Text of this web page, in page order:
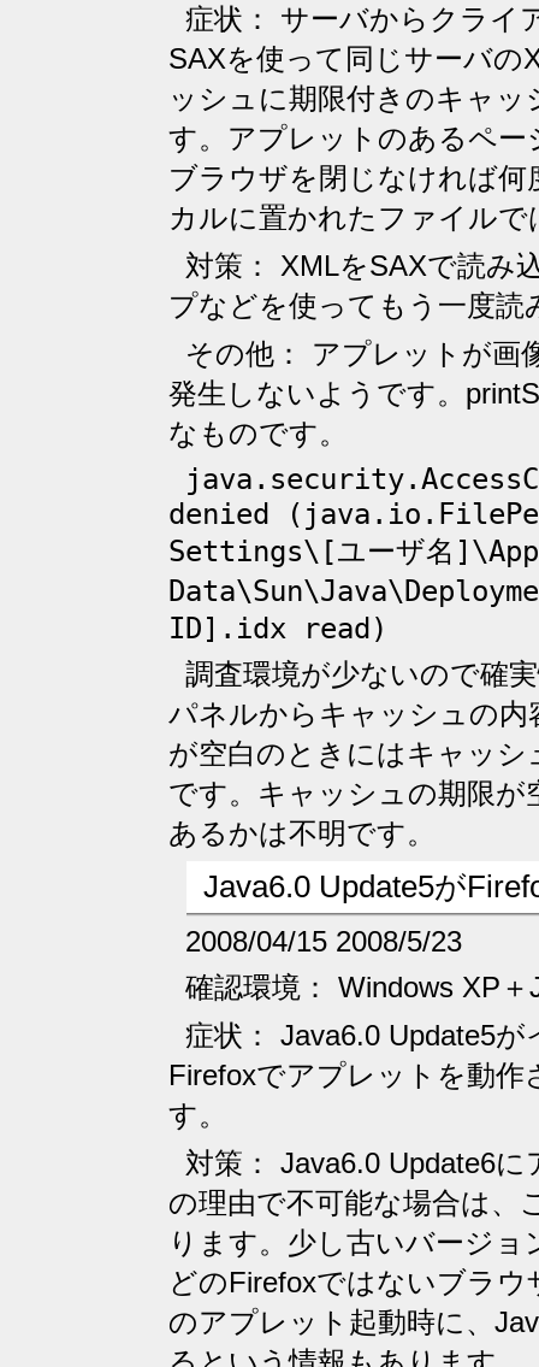
症状： サーバからクライ
SAXを使って同じサーバの
ッシュに期限付きのキャ
す。アプレットのあるペ
ブラウザを閉じなければ
カルに置かれたファイル
対策： XMLをSAXで読み
プなどを使ってもう一度読
その他： アプレットが画
発生しないようです。
なものです。
denied
Settings\[ユーザ名
ID].idx read)
調査環境が少ないので確
パネルからキャッシュの
が空白のときにはキャッ
です。キャッシュの期限
あるかは不明です。
Java6.0 Update5が
2008/04/15 2008/5/23
確認環境： Windows XP
症状： Java6.0 Update5
Firefoxでアプレットを動
す。
対策： Java6.0 Update6
の理由で不可能な場合は、
ります。少し古いバージョ
どのFirefoxではないブラ
のアプレット起動時に、